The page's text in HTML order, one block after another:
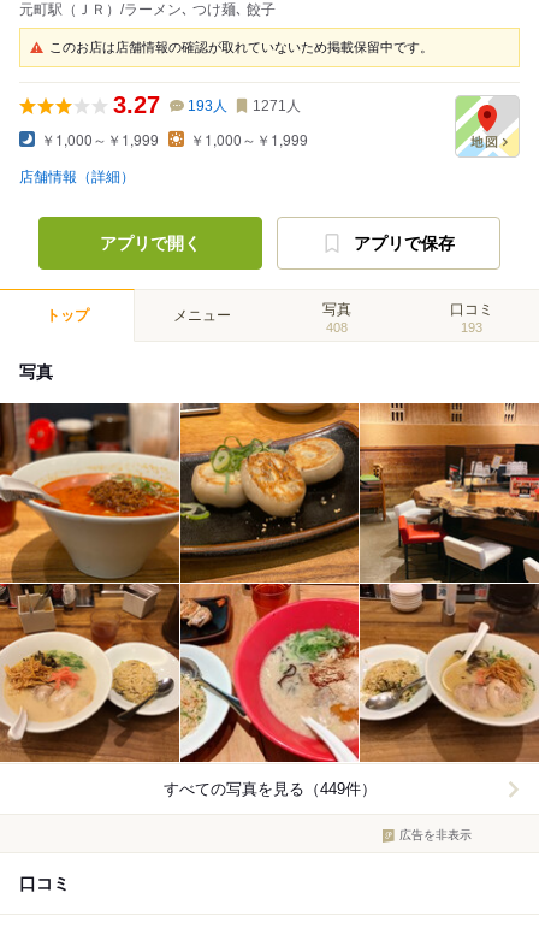
元町駅（ＪＲ）/ラーメン､ つけ麺､ 餃子
このお店は店舗情報の確認が取れていないため掲載保留中です。
3.27 193人 1271 人
￥1,000～￥1,999 ￥1,000～￥1,999
店舗情報（詳細）
アプリで開く アプリで保存
トップ メニュー 写真
408
口コミ
193
写真
すべての写真を見る（449件）
広告を非表示
口コミ